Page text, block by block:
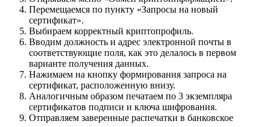
Перемещаемся по пункту «Запросы на новый
сертификат».
Выбираем корректный криптопрофиль.
Вводим должность и адрес электронной почты в
соответствующие поля, как это делалось в первом
варианте получения данных.
Нажимаем на кнопку формирования запроса на
сертификат, расположенную внизу.
Аналогичным образом печатаем по 3 экземпляра
сертификатов подписи и ключа шифрования.
Отправляем заверенные распечатки в банковское